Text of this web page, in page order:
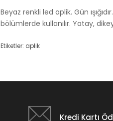
Beyaz renkli led aplik. Gün
bölümlerde kullanılır. Yatay,
Etiketler: aplik
Kredi Kartı